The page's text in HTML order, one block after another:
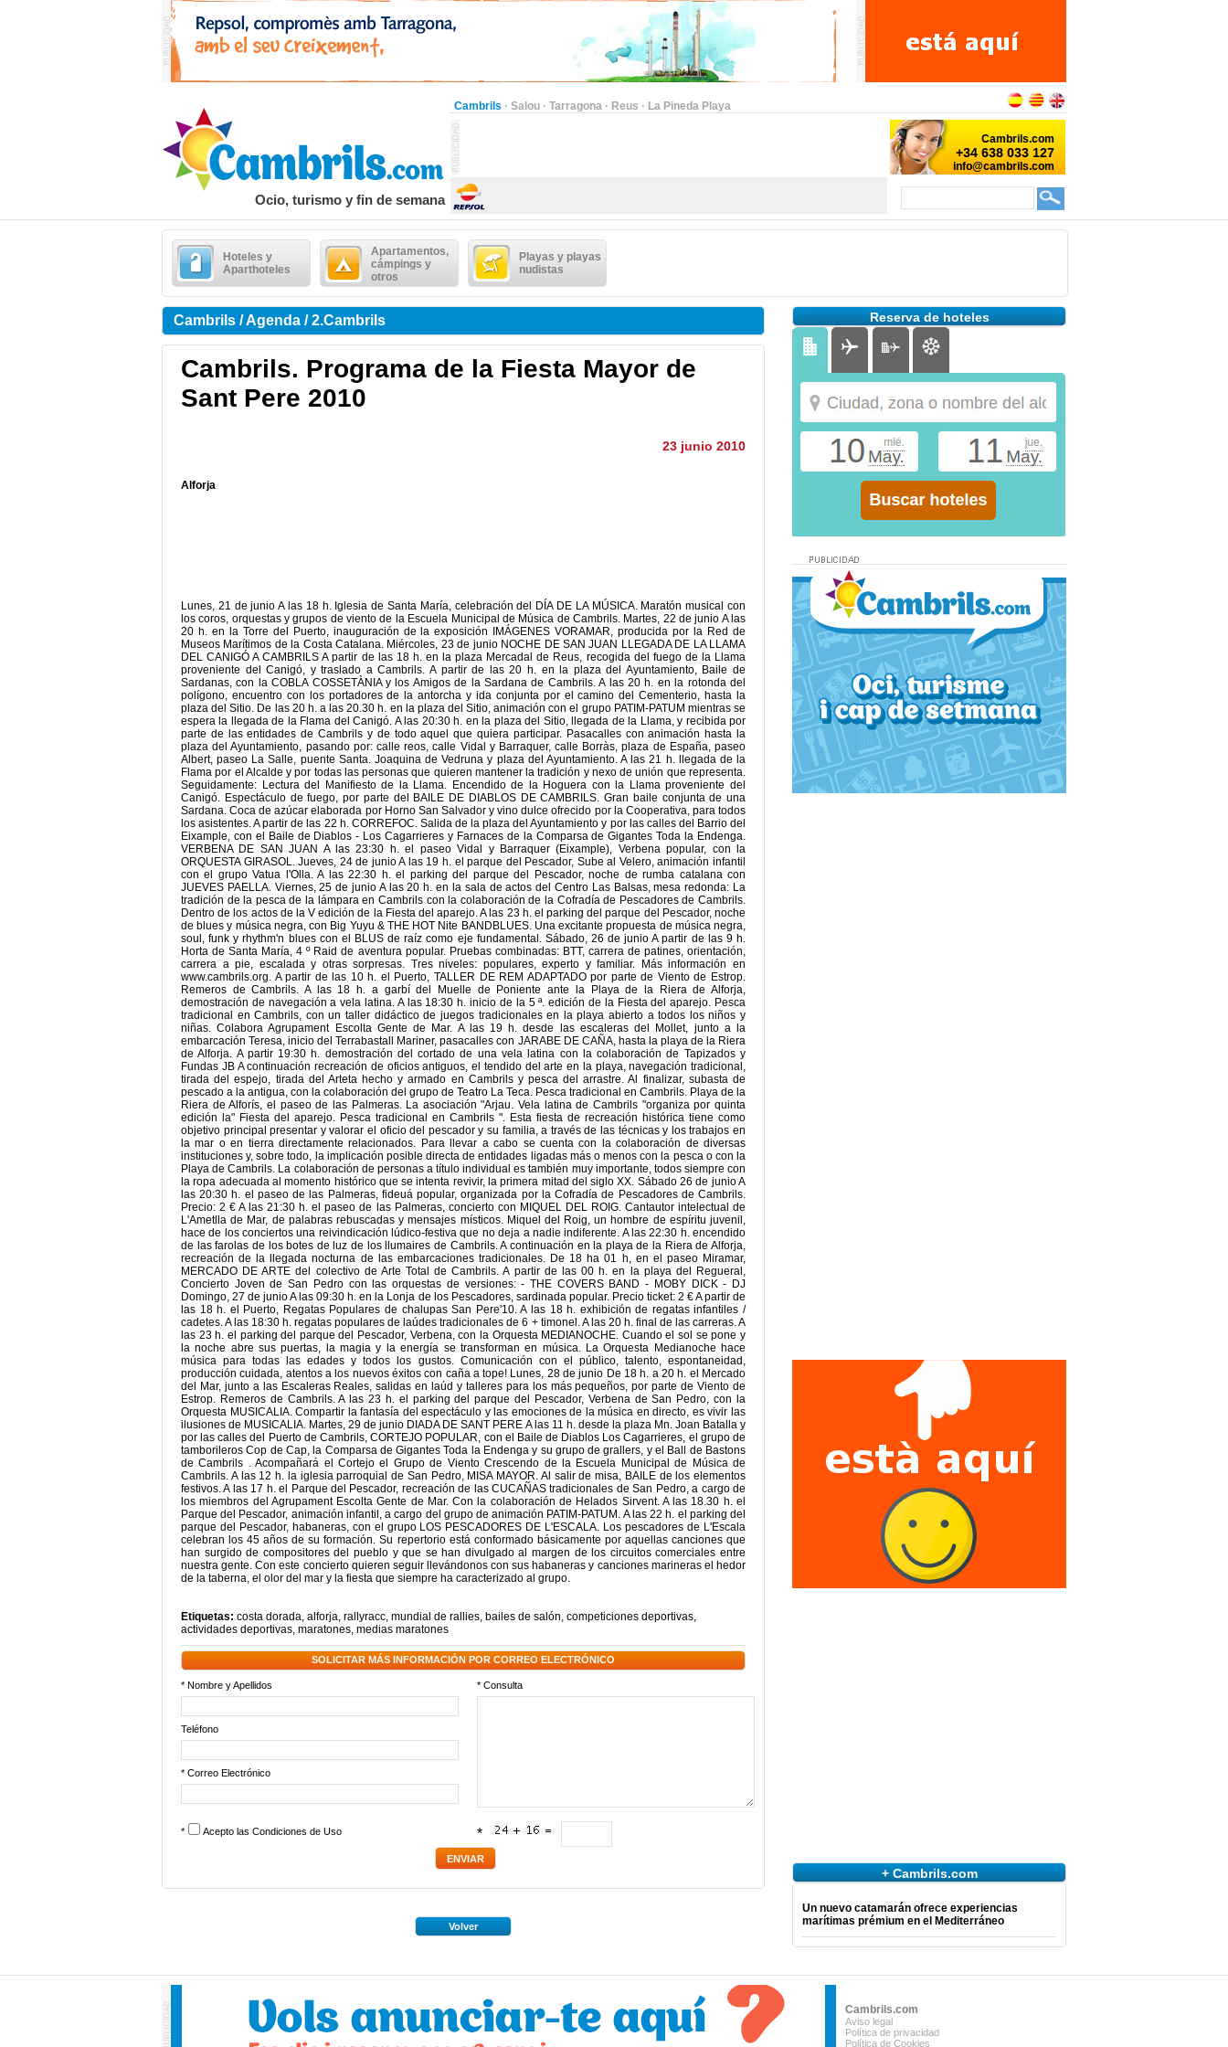
Cambrils · Salou · Tarragona · Reus · La Pineda Playa
Ocio, turismo y fin de semana
Hoteles y
Aparthoteles
Apartamentos,
cámpings y
otros
Playas y playas
nudistas
Cambrils / Agenda / 2.Cambrils
Cambrils. Programa de la Fiesta Mayor de
Sant Pere 2010
23 junio 2010
Alforja
Lunes, 21 de junio A las 18 h. Iglesia de Santa María, celebración del DÍA DE LA MÚSICA. Maratón musical con
los coros, orquestas y grupos de viento de la Escuela Municipal de Música de Cambrils. Martes, 22 de junio A las
20 h. en la Torre del Puerto, inauguración de la exposición IMÁGENES VORAMAR, producida por la Red de
Museos Marítimos de la Costa Catalana. Miércoles, 23 de junio NOCHE DE SAN JUAN LLEGADA DE LA LLAMA
DEL CANIGÓ A CAMBRILS A partir de las 18 h. en la plaza Mercadal de Reus, recogida del fuego de la Llama
proveniente del Canigó, y traslado a Cambrils. A partir de las 20 h. en la plaza del Ayuntamiento, Baile de
Sardanas, con la COBLA COSSETÀNIA y los Amigos de la Sardana de Cambrils. A las 20 h. en la rotonda del
polígono, encuentro con los portadores de la antorcha y ida conjunta por el camino del Cementerio, hasta la
plaza del Sitio. De las 20 h. a las 20.30 h. en la plaza del Sitio, animación con el grupo PATIM-PATUM mientras se
espera la llegada de la Flama del Canigó. A las 20:30 h. en la plaza del Sitio, llegada de la Llama, y recibida por
parte de las entidades de Cambrils y de todo aquel que quiera participar. Pasacalles con animación hasta la
plaza del Ayuntamiento, pasando por: calle reos, calle Vidal y Barraquer, calle Borràs, plaza de España, paseo
Albert, paseo La Salle, puente Santa. Joaquina de Vedruna y plaza del Ayuntamiento. A las 21 h. llegada de la
Flama por el Alcalde y por todas las personas que quieren mantener la tradición y nexo de unión que representa.
Seguidamente: Lectura del Manifiesto de la Llama. Encendido de la Hoguera con la Llama proveniente del
Canigó. Espectáculo de fuego, por parte del BAILE DE DIABLOS DE CAMBRILS. Gran baile conjunta de una
Sardana. Coca de azúcar elaborada por Horno San Salvador y vino dulce ofrecido por la Cooperativa, para todos
los asistentes. A partir de las 22 h. CORREFOC. Salida de la plaza del Ayuntamiento y por las calles del Barrio del
Eixample, con el Baile de Diablos - Los Cagarrieres y Farnaces de la Comparsa de Gigantes Toda la Endenga.
VERBENA DE SAN JUAN A las 23:30 h. el paseo Vidal y Barraquer (Eixample), Verbena popular, con la
ORQUESTA GIRASOL. Jueves, 24 de junio A las 19 h. el parque del Pescador, Sube al Velero, animación infantil
con el grupo Vatua l'Olla. A las 22:30 h. el parking del parque del Pescador, noche de rumba catalana con
JUEVES PAELLA. Viernes, 25 de junio A las 20 h. en la sala de actos del Centro Las Balsas, mesa redonda: La
tradición de la pesca de la lámpara en Cambrils con la colaboración de la Cofradía de Pescadores de Cambrils.
Dentro de los actos de la V edición de la Fiesta del aparejo. A las 23 h. el parking del parque del Pescador, noche
de blues y música negra, con Big Yuyu & THE HOT Nite BANDBLUES. Una excitante propuesta de música negra,
soul, funk y rhythm'n blues con el BLUS de raíz como eje fundamental. Sábado, 26 de junio A partir de las 9 h.
Horta de Santa María, 4 º Raid de aventura popular. Pruebas combinadas: BTT, carrera de patines, orientación,
carrera a pie, escalada y otras sorpresas. Tres niveles: populares, experto y familiar. Más información en
www.cambrils.org. A partir de las 10 h. el Puerto, TALLER DE REM ADAPTADO por parte de Viento de Estrop.
Remeros de Cambrils. A las 18 h. a garbí del Muelle de Poniente ante la Playa de la Riera de Alforja,
demostración de navegación a vela latina. A las 18:30 h. inicio de la 5 ª. edición de la Fiesta del aparejo. Pesca
tradicional en Cambrils, con un taller didáctico de juegos tradicionales en la playa abierto a todos los niños y
niñas. Colabora Agrupament Escolta Gente de Mar. A las 19 h. desde las escaleras del Mollet, junto a la
embarcación Teresa, inicio del Terrabastall Mariner, pasacalles con JARABE DE CAÑA, hasta la playa de la Riera
de Alforja. A partir 19:30 h. demostración del cortado de una vela latina con la colaboración de Tapizados y
Fundas JB A continuación recreación de oficios antiguos, el tendido del arte en la playa, navegación tradicional,
tirada del espejo, tirada del Arteta hecho y armado en Cambrils y pesca del arrastre. Al finalizar, subasta de
pescado a la antigua, con la colaboración del grupo de Teatro La Teca. Pesca tradicional en Cambrils. Playa de la
Riera de Alforís, el paseo de las Palmeras. La asociación "Arjau. Vela latina de Cambrils "organiza por quinta
edición la" Fiesta del aparejo. Pesca tradicional en Cambrils ". Esta fiesta de recreación histórica tiene como
objetivo principal presentar y valorar el oficio del pescador y su familia, a través de las técnicas y los trabajos en
la mar o en tierra directamente relacionados. Para llevar a cabo se cuenta con la colaboración de diversas
instituciones y, sobre todo, la implicación posible directa de entidades ligadas más o menos con la pesca o con la
Playa de Cambrils. La colaboración de personas a título individual es también muy importante, todos siempre con
la ropa adecuada al momento histórico que se intenta revivir, la primera mitad del siglo XX. Sábado 26 de junio A
las 20:30 h. el paseo de las Palmeras, fideuá popular, organizada por la Cofradía de Pescadores de Cambrils.
Precio: 2 € A las 21:30 h. el paseo de las Palmeras, concierto con MIQUEL DEL ROIG. Cantautor intelectual de
L'Ametlla de Mar, de palabras rebuscadas y mensajes místicos. Miquel del Roig, un hombre de espíritu juvenil,
hace de los conciertos una reivindicación lúdico-festiva que no deja a nadie indiferente. A las 22:30 h. encendido
de las farolas de los botes de luz de los llumaires de Cambrils. A continuación en la playa de la Riera de Alforja,
recreación de la llegada nocturna de las embarcaciones tradicionales. De 18 ha 01 h, en el paseo Miramar,
MERCADO DE ARTE del colectivo de Arte Total de Cambrils. A partir de las 00 h. en la playa del Regueral,
Concierto Joven de San Pedro con las orquestas de versiones: - THE COVERS BAND - MOBY DICK - DJ
Domingo, 27 de junio A las 09:30 h. en la Lonja de los Pescadores, sardinada popular. Precio ticket: 2 € A partir de
las 18 h. el Puerto, Regatas Populares de chalupas San Pere'10. A las 18 h. exhibición de regatas infantiles /
cadetes. A las 18:30 h. regatas populares de laúdes tradicionales de 6 + timonel. A las 20 h. final de las carreras. A
las 23 h. el parking del parque del Pescador, Verbena, con la Orquesta MEDIANOCHE. Cuando el sol se pone y
la noche abre sus puertas, la magia y la energía se transforman en música. La Orquesta Medianoche hace
música para todas las edades y todos los gustos. Comunicación con el público, talento, espontaneidad,
producción cuidada, atentos a los nuevos éxitos con caña a tope! Lunes, 28 de junio De 18 h. a 20 h. el Mercado
del Mar, junto a las Escaleras Reales, salidas en laúd y talleres para los más pequeños, por parte de Viento de
Estrop. Remeros de Cambrils. A las 23 h. el parking del parque del Pescador, Verbena de San Pedro, con la
Orquesta MUSICALIA. Compartir la fantasía del espectáculo y las emociones de la música en directo, es vivir las
ilusiones de MUSICALIA. Martes, 29 de junio DIADA DE SANT PERE A las 11 h. desde la plaza Mn. Joan Batalla y
por las calles del Puerto de Cambrils, CORTEJO POPULAR, con el Baile de Diablos Los Cagarrieres, el grupo de
tamborileros Cop de Cap, la Comparsa de Gigantes Toda la Endenga y su grupo de grallers, y el Ball de Bastons
de Cambrils . Acompañará el Cortejo el Grupo de Viento Crescendo de la Escuela Municipal de Música de
Cambrils. A las 12 h. la iglesia parroquial de San Pedro, MISA MAYOR. Al salir de misa, BAILE de los elementos
festivos. A las 17 h. el Parque del Pescador, recreación de las CUCAÑAS tradicionales de San Pedro, a cargo de
los miembros del Agrupament Escolta Gente de Mar. Con la colaboración de Helados Sirvent. A las 18.30 h. el
Parque del Pescador, animación infantil, a cargo del grupo de animación PATIM-PATUM. A las 22 h. el parking del
parque del Pescador, habaneras, con el grupo LOS PESCADORES DE L'ESCALA. Los pescadores de L'Escala
celebran los 45 años de su formación. Su repertorio está conformado básicamente por aquellas canciones que
han surgido de compositores del pueblo y que se han divulgado al margen de los circuitos comerciales entre
nuestra gente. Con este concierto quieren seguir llevándonos con sus habaneras y canciones marineras el hedor
de la taberna, el olor del mar y la fiesta que siempre ha caracterizado al grupo.
Etiquetas: costa dorada, alforja, rallyracc, mundial de rallies, bailes de salón, competiciones deportivas,
actividades deportivas, maratones, medias maratones
SOLICITAR MÁS INFORMACIÓN POR CORREO ELECTRÓNICO
* Nombre y Apellidos * Consulta
Teléfono
* Correo Electrónico
* Acepto las Condiciones de Uso *
Volver
Reserva de hoteles
+ Cambrils.com
Un nuevo catamarán ofrece experiencias
marítimas prémium en el Mediterráneo
Cambrils.com
Aviso legal
Política de privacidad
Política de Cookies